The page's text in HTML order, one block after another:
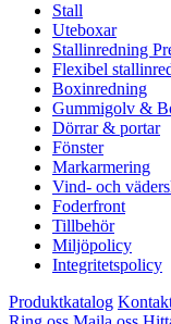
Stall
Uteboxar
Stallinredning
Flexibel
Boxinredning
Gummigolv &
Dörrar & portar
Fönster
Markarmering
Vind- och
Foderfront
Tillbehör
Miljöpolicy
Integritetspolicy
Produktkatalog